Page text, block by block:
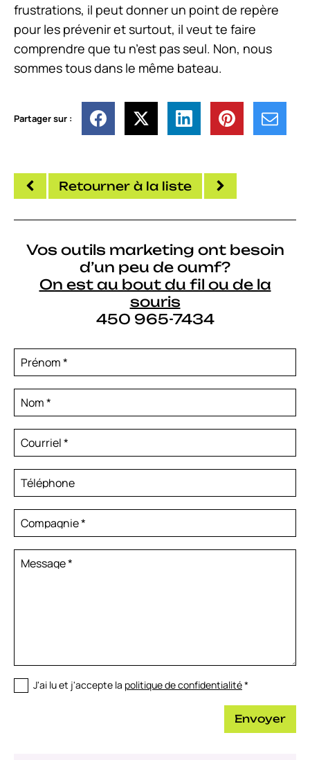
frustrations, il peut donner un point de repère
pour les prévenir et surtout, il veut te faire
comprendre que tu n’est pas seul. Non, nous
sommes tous dans le même bateau.
Partager sur :
Retourner à la liste
Vos outils marketing ont besoin
d’un peu de oumf?
On est au bout du fil ou de la
souris
450 965-7434
Prénom*
Nom*
Courriel*
Téléphone
Compagnie*
Message*
J'ai lu et j'accepte la politique de confidentialité*
Envoyer